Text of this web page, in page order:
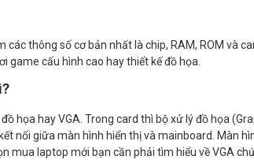
các thông số cơ bản nhất là chip, RAM, ROM và
game cấu hình cao hay thiết kế đồ họa.
họa hay VGA. Trong card thì bộ xử lý đồ họa
nối giữa màn hình hiển thị và mainboard. Màn
mua laptop mới bạn cần phải tìm hiểu về VGA